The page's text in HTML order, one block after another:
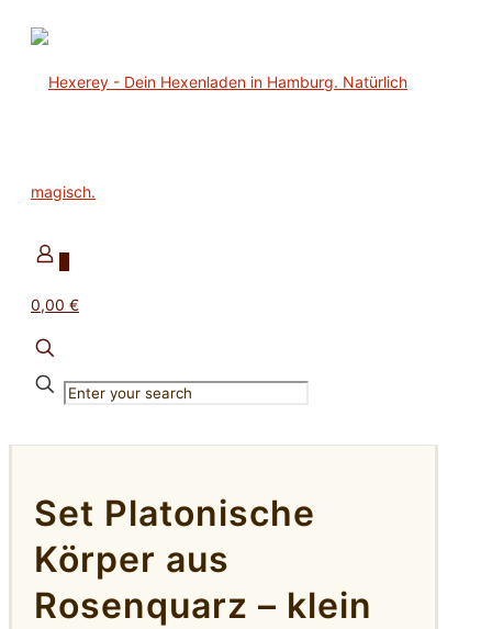
0,00 €
Set Platonische
Körper aus
Rosenquarz – klein